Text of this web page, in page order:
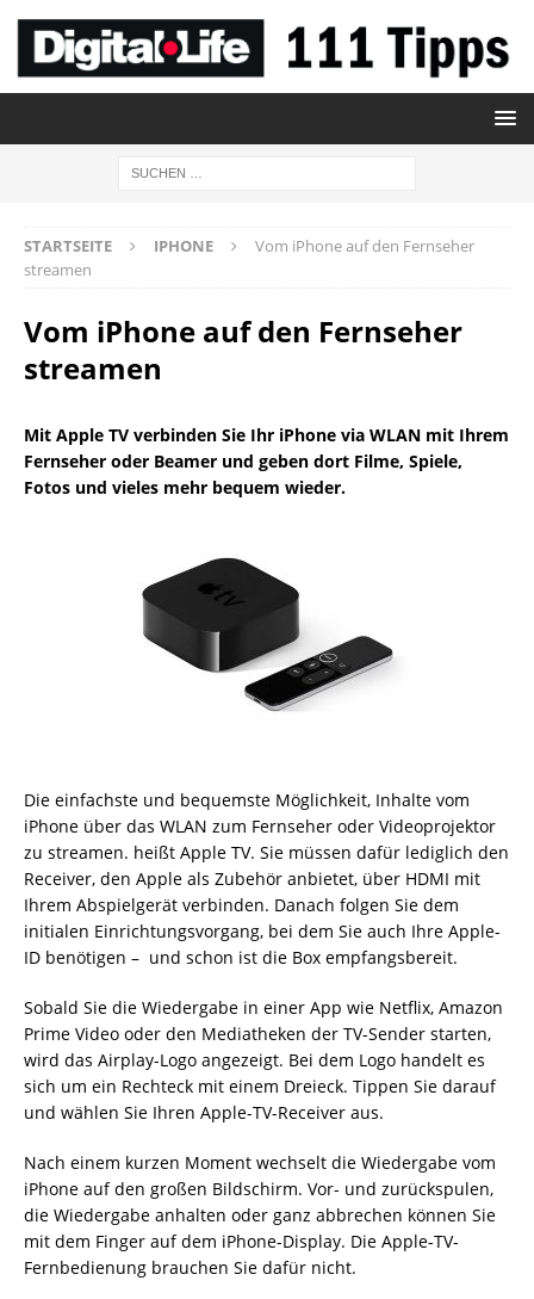
STARTSEITE IPHONE
Vom iPhone auf den Fernseher
streamen
Vom iPhone auf den Fernseher
streamen
Mit Apple TV verbinden Sie Ihr iPhone via WLAN mit Ihrem
Fernseher oder Beamer und geben dort Filme, Spiele,
Fotos und vieles mehr bequem wieder.
Die einfachste und bequemste Möglichkeit, Inhalte vom
iPhone über das WLAN zum Fernseher oder Videoprojektor
zu streamen. heißt Apple TV. Sie müssen dafür lediglich den
Receiver, den Apple als Zubehör anbietet, über HDMI mit
Ihrem Abspielgerät verbinden. Danach folgen Sie dem
initialen Einrichtungsvorgang, bei dem Sie auch Ihre Apple-
ID benötigen – und schon ist die Box empfangsbereit.
Sobald Sie die Wiedergabe in einer App wie Netflix, Amazon
Prime Video oder den Mediatheken der TV-Sender starten,
wird das Airplay-Logo angezeigt. Bei dem Logo handelt es
sich um ein Rechteck mit einem Dreieck. Tippen Sie darauf
und wählen Sie Ihren Apple-TV-Receiver aus.
Nach einem kurzen Moment wechselt die Wiedergabe vom
iPhone auf den großen Bildschirm. Vor- und zurückspulen,
die Wiedergabe anhalten oder ganz abbrechen können Sie
mit dem Finger auf dem iPhone-Display. Die Apple-TV-
Fernbedienung brauchen Sie dafür nicht.